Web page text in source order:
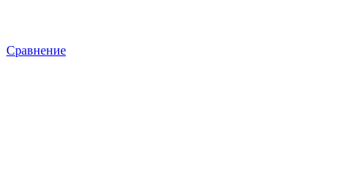
Сравнение